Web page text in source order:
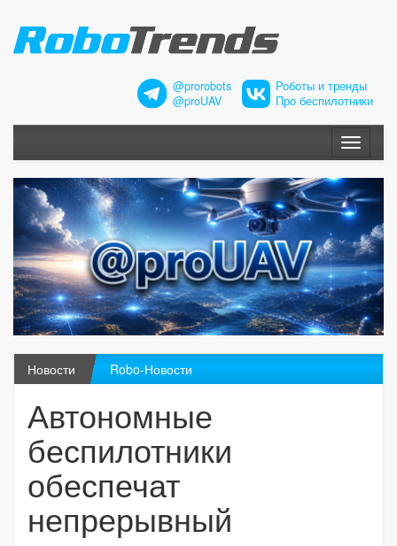
@prorobots
@proUAV
Роботы и тренды
Про беспилотники
Меню
Новости Robo-Новости
Автономные
беспилотники
обеспечат
непрерывный